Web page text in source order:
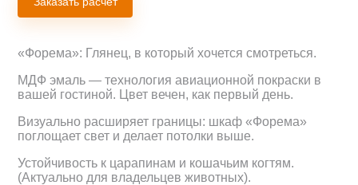
«Форема»: Глянец, в который хочется смотреться.
МДФ эмаль — технология авиационной покраски в
вашей гостиной. Цвет вечен, как первый день.
Визуально расширяет границы: шкаф «Форема»
поглощает свет и делает потолки выше.
Устойчивость к царапинам и кошачьим когтям.
(Актуально для владельцев животных).